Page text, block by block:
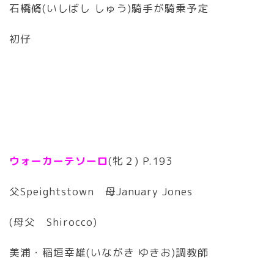
石橋脩(いしばし しゅう)騎手が騎乗予定
初仔
ウォーカーテソーロ(牝２) P.193
父Speightstown 母January Jones
(母父 Shirocco)
美浦・稲垣幸雄(いながき ゆきお)調教師